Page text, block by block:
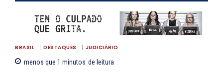
BRASIL DESTAQUES JUDICIÁRIO
menos que 1 minutos de leitura